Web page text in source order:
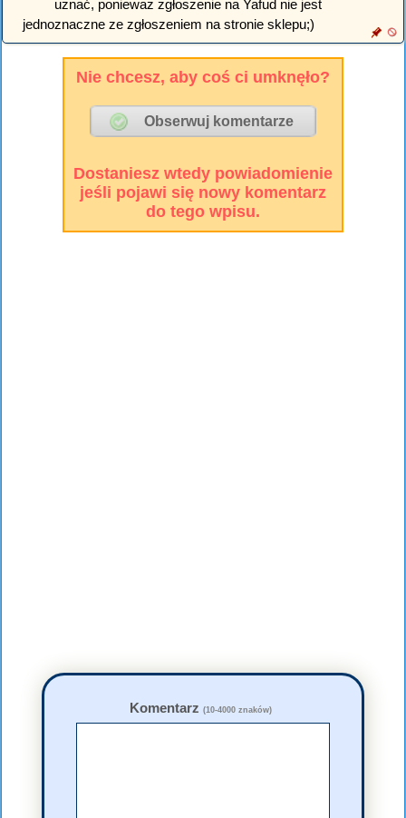
uznać, ponieważ zgłoszenie na Yafud nie jest
jednoznaczne ze zgłoszeniem na stronie sklepu;)
Nie chcesz, aby coś ci umknęło?
Dostaniesz wtedy powiadomienie
jeśli pojawi się nowy komentarz
do tego wpisu.
Komentarz (10-4000 znaków)